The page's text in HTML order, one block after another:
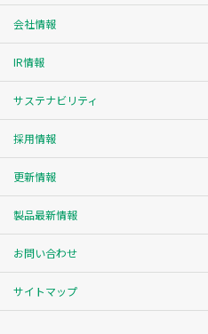
会社情報
IR情報
サステナビリティ
採用情報
更新情報
製品最新情報
お問い合わせ
サイトマップ